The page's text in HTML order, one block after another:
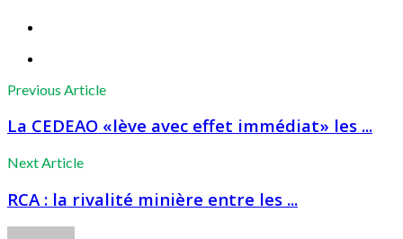
Previous Article
La CEDEAO «lève avec effet immédiat» les ...
Next Article
RCA : la rivalité minière entre les ...